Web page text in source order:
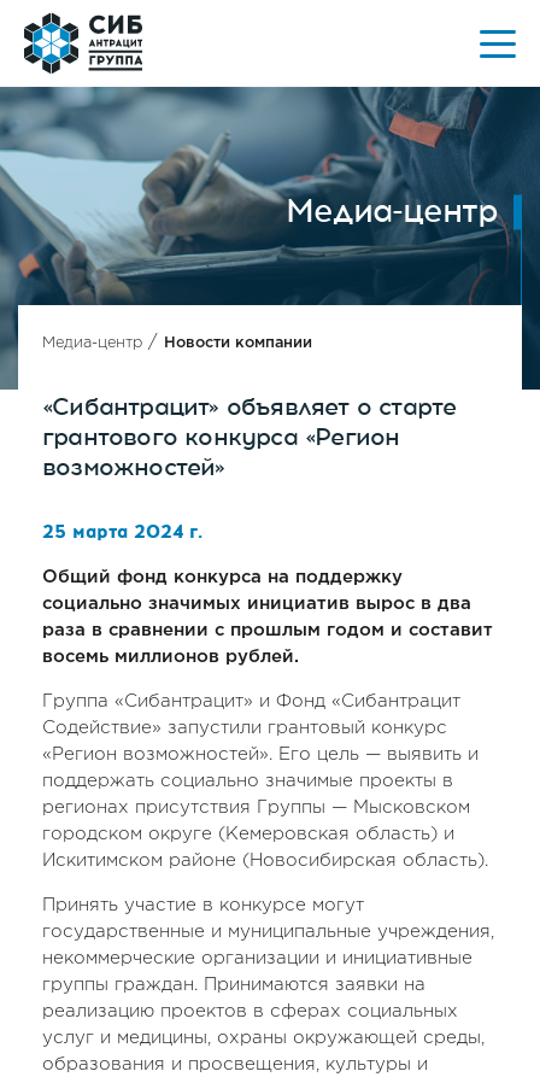
Медиа-центр
Медиа-центр / Новости компании
«Сибантрацит» объявляет о старте
грантового конкурса «Регион
возможностей»
25 марта 2024 г.
Общий фонд конкурса на поддержку
социально значимых инициатив вырос в два
раза в сравнении с прошлым годом и составит
восемь миллионов рублей.
Группа «Сибантрацит» и Фонд «Сибантрацит
Содействие» запустили грантовый конкурс
«Регион возможностей». Его цель — выявить и
поддержать социально значимые проекты в
регионах присутствия Группы — Мысковском
городском округе (Кемеровская область) и
Искитимском районе (Новосибирская область).
Принять участие в конкурсе могут
государственные и муниципальные учреждения,
некоммерческие организации и инициативные
группы граждан. Принимаются заявки на
реализацию проектов в сферах социальных
услуг и медицины, охраны окружающей среды,
образования и просвещения, культуры и